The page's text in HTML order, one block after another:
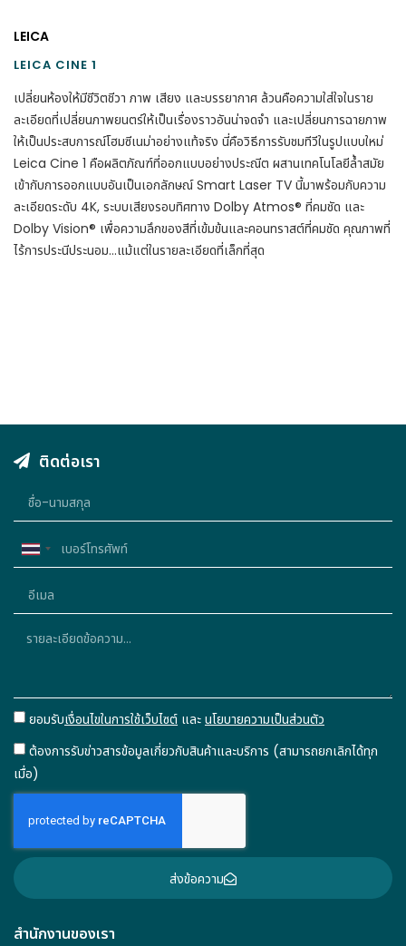
LEICA
LEICA CINE 1
เปลี่ยนห้องให้มีชีวิตชีวา ภาพ เสียง และบรรยากาศ ล้วนคือความใส่ใจในราย
ละเอียดที่เปลี่ยนภาพยนตร์ให้เป็นเรื่องราวอันน่าจดจำ และเปลี่ยนการฉายภาพ
ให้เป็นประสบการณ์โฮมซีเนม่าอย่างแท้จริง นี่คือวิธีการรับชมทีวีในรูปแบบใหม่
Leica Cine 1 คือผลิตภัณฑ์ที่ออกแบบอย่างประณีต ผสานเทคโนโลยีล้ำสมัย
เข้ากับการออกแบบอันเป็นเอกลักษณ์ Smart Laser TV นี้มาพร้อมกับความ
ละเอียดระดับ 4K, ระบบเสียงรอบทิศทาง Dolby Atmos® ที่คมชัด และ
Dolby Vision® เพื่อความลึกของสีที่เข้มข้นและคอนทราสต์ที่คมชัด คุณภาพที่
ไร้การประนีประนอม…แม้แต่ในรายละเอียดที่เล็กที่สุด
สำนักงานของเรา
ติดต่อเรา
Thailand
ยอมรับเงื่อนไขในการใช้เว็บไซต์ และ นโยบายความเป็นส่วนตัว
ต้องการรับข่าวสารข้อมูลเกี่ยวกับสินค้าและบริการ (สามารถยกเลิกได้ทุก
เมื่อ)
ส่งข้อความ